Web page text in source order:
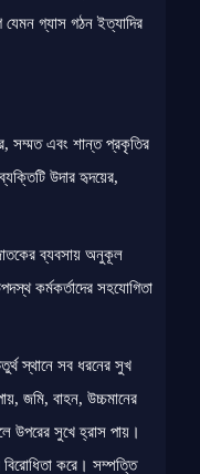
যেমন গ্যাস গঠন ইত্যাদির
সম্মত এবং শান্ত প্রকৃতির
উদার হৃদয়ের,
জাতকের ব্যবসায় অনুকূল
কর্মকর্তাদের সহযোগিতা
স্থানে সব ধরনের সুখ
জমি, বাহন, উচ্চমানের
উপরের সুখে হ্রাস পায়।
বিরোধিতা করে। সম্পত্তি